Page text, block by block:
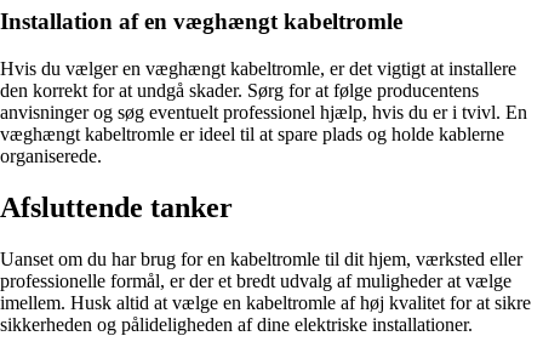
Installation af en væghængt kabeltromle
Hvis du vælger en væghængt kabeltromle, er det vigtigt at installere
den korrekt for at undgå skader. Sørg for at følge producentens
anvisninger og søg eventuelt professionel hjælp, hvis du er i tvivl. En
væghængt kabeltromle er ideel til at spare plads og holde kablerne
organiserede.
Afsluttende tanker
Uanset om du har brug for en kabeltromle til dit hjem, værksted eller
professionelle formål, er der et bredt udvalg af muligheder at vælge
imellem. Husk altid at vælge en kabeltromle af høj kvalitet for at sikre
sikkerheden og pålideligheden af dine elektriske installationer.